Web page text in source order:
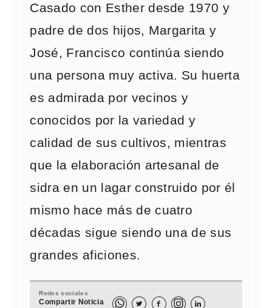
Casado con Esther desde 1970 y
padre de dos hijos, Margarita y
José, Francisco continúa siendo
una persona muy activa. Su huerta
es admirada por vecinos y
conocidos por la variedad y
calidad de sus cultivos, mientras
que la elaboración artesanal de
sidra en un lagar construido por él
mismo hace más de cuatro
décadas sigue siendo una de sus
grandes aficiones.
Redes sociales
Compartir Noticia   